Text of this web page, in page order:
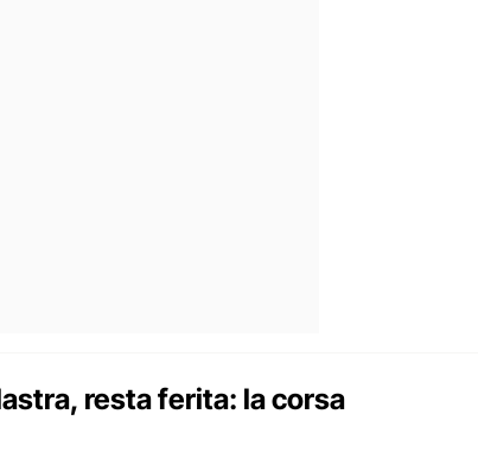
resta ferita: la corsa